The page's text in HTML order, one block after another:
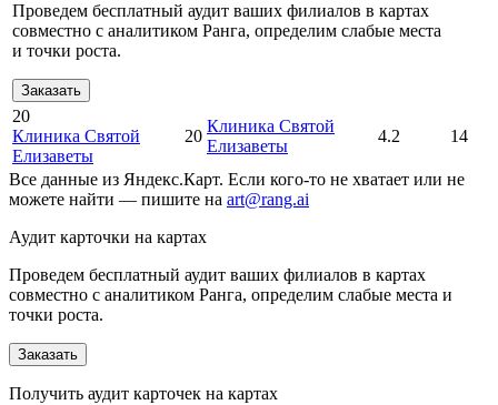
Проведем бесплатный аудит ваших филиалов в картах
совместно с аналитиком Ранга, определим слабые места
и точки роста.
Заказать
20
Клиника Святой
Елизаветы
20
Клиника Святой
Елизаветы
4.2 14
Все данные из Яндекс.Карт. Если кого-то не хватает или не
можете найти — пишите на art@rang.ai
Аудит карточки на картах
Проведем бесплатный аудит ваших филиалов в картах
совместно с аналитиком Ранга, определим слабые места и
точки роста.
Заказать
Получить аудит карточек на картах